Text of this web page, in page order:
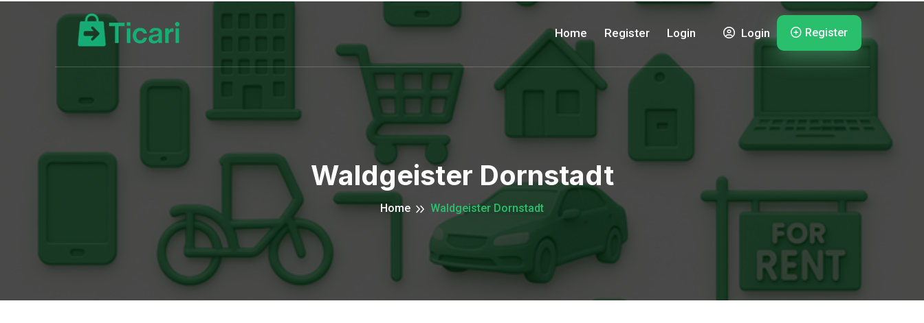
Home Register Login Login Register
Waldgeister Dornstadt
Home Waldgeister Dornstadt